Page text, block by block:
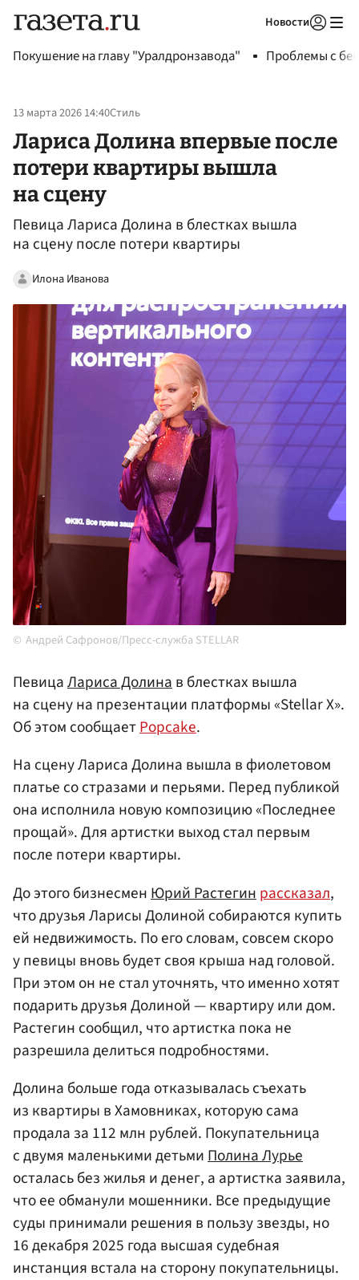
Новости
Покушение на главу "Уралдронзавода" Проблемы с
13 марта 2026 14:40Стиль
Лариса Долина впервые после
потери квартиры вышла
на сцену
Певица Лариса Долина в блестках вышла
на сцену после потери квартиры
Илона Иванова
Андрей Сафронов/Пресс-служба STELLAR
ПевицаЛариса Долинав блестках вышла
на сцену на презентации платформы «Stellar X».
Об этом сообщаетPopcake.
На сцену Лариса Долина вышла в фиолетовом
платье со стразами и перьями. Перед публикой
она исполнила новую композицию «Последнее
прощай». Для артистки выход стал первым
после потери квартиры.
До этого бизнесмен Юрий Растегин рассказал,
что друзья Ларисы Долиной собираются купить
ей недвижимость. По его словам, совсем скоро
у певицы вновь будет своя крыша над головой.
При этом он не стал уточнять, что именно хотят
подарить друзья Долиной — квартиру или дом.
Растегин сообщил, что артистка пока не
разрешила делиться подробностями.
Долина больше года отказывалась съехать
из квартиры в Хамовниках, которую сама
продала за 112 млн рублей. Покупательница
с двумя маленькими детьмиПолина Лурье
осталась без жилья и денег, а артистка заявила,
что ее обманули мошенники. Все предыдущие
суды принимали решения в пользу звезды, но
16 декабря 2025 года высшая судебная
инстанция встала на сторону покупательницы.